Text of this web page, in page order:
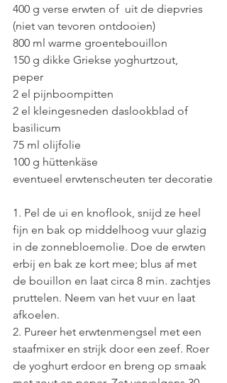
400 g verse erwten of  uit de diepvries
(niet van tevoren ontdooien)
800 ml warme groentebouillon
150 g dikke Griekse yoghurtzout,
peper
2 el pijnboompitten
2 el kleingesneden daslookblad of
basilicum
75 ml olijfolie
100 g hüttenkäse
eventueel erwtenscheuten ter decoratie
1. Pel de ui en knoflook, snijd ze heel
fijn en bak op middelhoog vuur glazig
in de zonnebloemolie. Doe de erwten
erbij en bak ze kort mee; blus af met
de bouillon en laat circa 8 min. zachtjes
pruttelen. Neem van het vuur en laat
afkoelen.
2. Pureer het erwtenmengsel met een
staafmixer en strijk door een zeef. Roer
de yoghurt erdoor en breng op smaak